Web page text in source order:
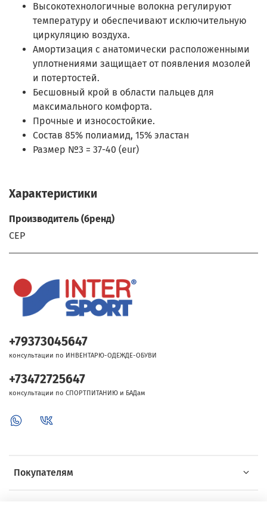
Высокотехнологичные волокна регулируют
температуру и обеспечивают исключительную
циркуляцию воздуха.
Амортизация с анатомически расположенными
уплотнениями защищает от появления мозолей
и потертостей.
Бесшовный крой в области пальцев для
максимального комфорта.
Прочные и износостойкие.
Состав 85% полиамид, 15% эластан
Размер №3 = 37-40 (eur)
Характеристики
Производитель (бренд)
CEP
Покупателям
+79373045647
консультации по ИНВЕНТАРЮ-ОДЕЖДЕ-ОБУВИ
+73472725647
консультации по СПОРТПИТАНИЮ и БАДам